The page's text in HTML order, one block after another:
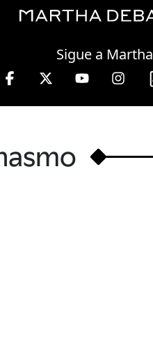
Sigue a Martha
de 10 a 13 hrs.